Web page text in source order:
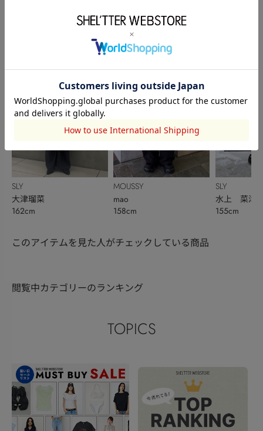
SLY
大津瑠菜
162cm
岩元 清伶奈
163cm
MOUSSY
mao
158cm
SLY
水上 菜津
155cm
このアイテムを見た人がチェックしている商品
閲覧中カテゴリーのランキング
TOPICS